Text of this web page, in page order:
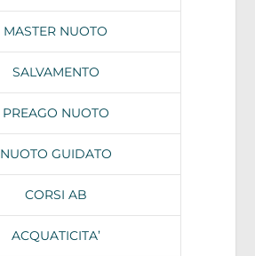
MASTER NUOTO
SALVAMENTO
PREAGO NUOTO
NUOTO GUIDATO
CORSI AB
ACQUATICITA’